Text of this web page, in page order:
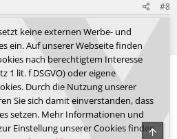
#8
auf der Platine sein, halte ich
Fehlerbeschreibung.
um zu antworten.
WhatsApp
E-MailLink
keine externen Werbe- und
ein. Auf unserer Webseite finden
nach berechtigtem Interesse
1 lit. f DSGVO) oder eigene
Durch die Nutzung unserer
Sie sich damit einverstanden, dass
setzen. Mehr Informationen und
Einstellung unserer Cookies finden